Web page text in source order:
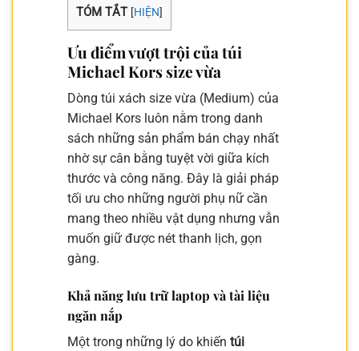
TÓM TẮT [HIỆN]
Ưu điểm vượt trội của túi
Michael Kors size vừa
Dòng túi xách size vừa (Medium) của
Michael Kors luôn nằm trong danh
sách những sản phẩm bán chạy nhất
nhờ sự cân bằng tuyệt vời giữa kích
thước và công năng. Đây là giải pháp
tối ưu cho những người phụ nữ cần
mang theo nhiều vật dụng nhưng vẫn
muốn giữ được nét thanh lịch, gọn
gàng.
Khả năng lưu trữ laptop và tài liệu
ngăn nắp
Một trong những lý do khiến túi